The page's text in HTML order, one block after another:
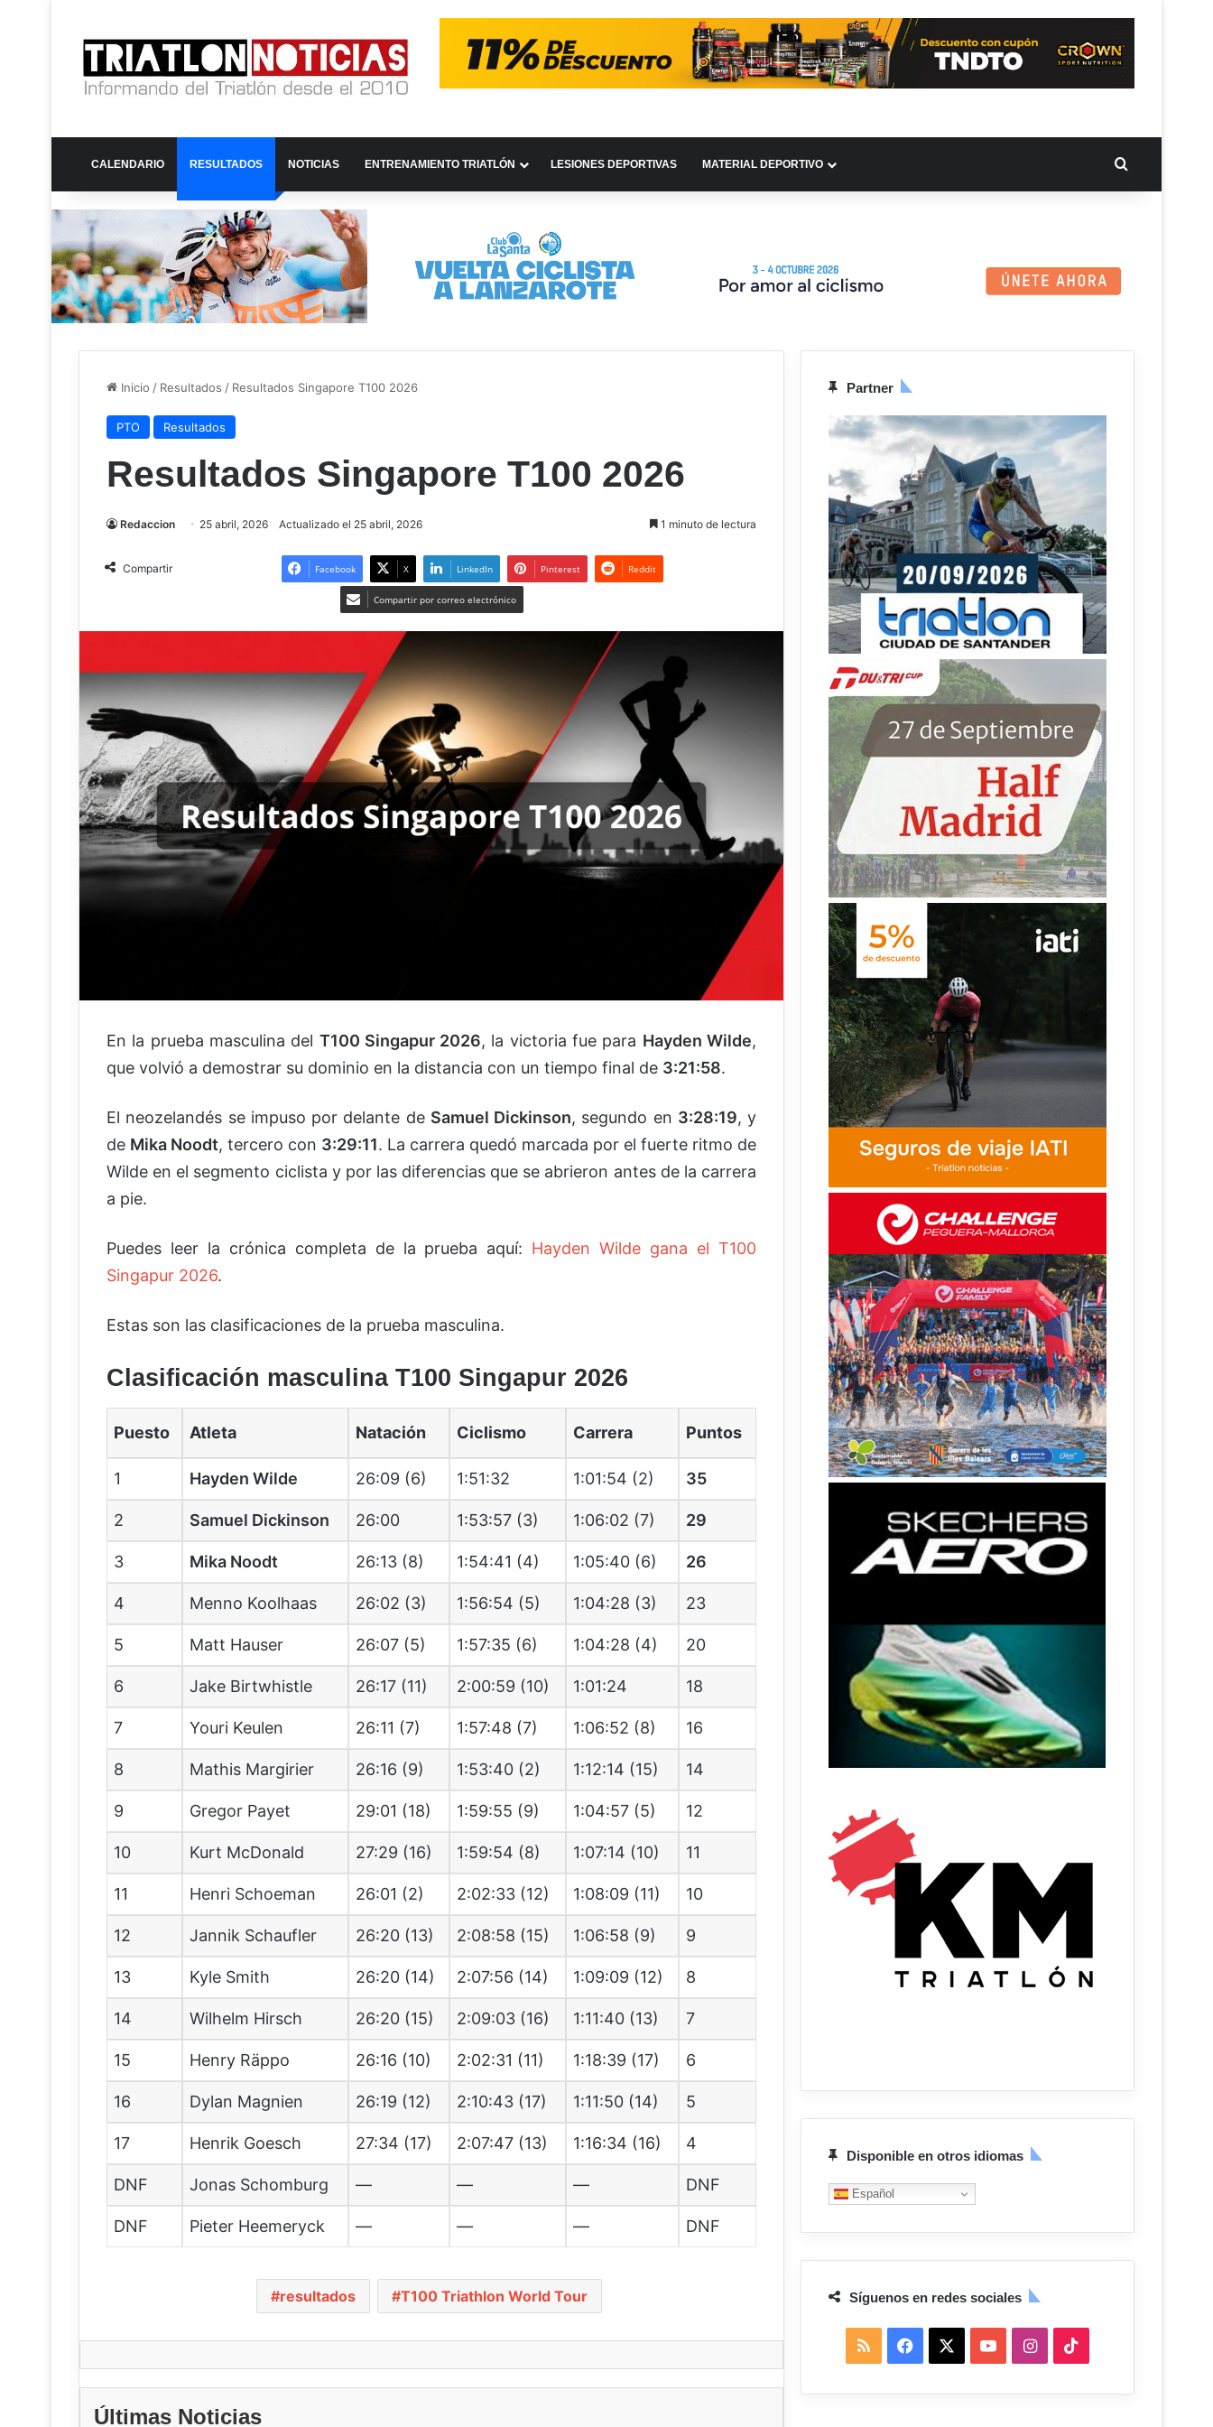
CALENDARIO RESULTADOS NOTICIAS ENTRENAMIENTO TRIATLÓN LESIONES DEPORTIVAS MATERIAL DEPORTIVO BUSCAR
Inicio / Resultados / Resultados Singapore T100 2026
PTO Resultados
Resultados Singapore T100 2026
Redaccion 25 abril, 2026 Actualizado el 25 abril, 2026 1 minuto de lectura
Compartir Facebook X LinkedIn Pinterest Reddit
Compartir por correo electrónico
En la prueba masculina del T100 Singapur 2026, la victoria fue para Hayden Wilde,
que volvió a demostrar su dominio en la distancia con un tiempo final de 3:21:58.
El neozelandés se impuso por delante de Samuel Dickinson, segundo en 3:28:19, y
de Mika Noodt, tercero con 3:29:11. La carrera quedó marcada por el fuerte ritmo de
Wilde en el segmento ciclista y por las diferencias que se abrieron antes de la carrera
a pie.
Puedes leer la crónica completa de la prueba aquí: Hayden Wilde gana el T100
Singapur 2026.
Estas son las clasificaciones de la prueba masculina.
Clasificación masculina T100 Singapur 2026
Puesto Atleta Natación Ciclismo Carrera Puntos
1 Hayden Wilde 26:09 (6) 1:51:32 1:01:54 (2) 35
2 Samuel Dickinson 26:00 1:53:57 (3) 1:06:02 (7) 29
3 Mika Noodt 26:13 (8) 1:54:41 (4) 1:05:40 (6) 26
4 Menno Koolhaas 26:02 (3) 1:56:54 (5) 1:04:28 (3) 23
5 Matt Hauser 26:07 (5) 1:57:35 (6) 1:04:28 (4) 20
6 Jake Birtwhistle 26:17 (11) 2:00:59 (10) 1:01:24 18
7 Youri Keulen 26:11 (7) 1:57:48 (7) 1:06:52 (8) 16
8 Mathis Margirier 26:16 (9) 1:53:40 (2) 1:12:14 (15) 14
9 Gregor Payet 29:01 (18) 1:59:55 (9) 1:04:57 (5) 12
10 Kurt McDonald 27:29 (16) 1:59:54 (8) 1:07:14 (10) 11
11 Henri Schoeman 26:01 (2) 2:02:33 (12) 1:08:09 (11) 10
12 Jannik Schaufler 26:20 (13) 2:08:58 (15) 1:06:58 (9) 9
13 Kyle Smith 26:20 (14) 2:07:56 (14) 1:09:09 (12) 8
14 Wilhelm Hirsch 26:20 (15) 2:09:03 (16) 1:11:40 (13) 7
15 Henry Räppo 26:16 (10) 2:02:31 (11) 1:18:39 (17) 6
16 Dylan Magnien 26:19 (12) 2:10:43 (17) 1:11:50 (14) 5
17 Henrik Goesch 27:34 (17) 2:07:47 (13) 1:16:34 (16) 4
DNF Jonas Schomburg — — — DNF
DNF Pieter Heemeryck — — — DNF
resultados T100 Triathlon World Tour
Últimas Noticias
Partner
Disponible en otros idiomas
Español
Síguenos en redes sociales
I